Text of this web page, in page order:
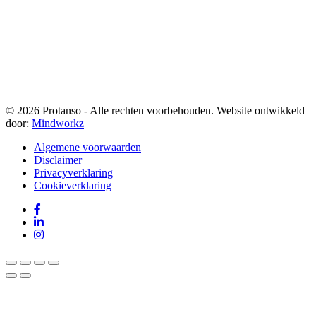
© 2026 Protanso - Alle rechten voorbehouden. Website ontwikkeld
door: Mindworkz
Algemene voorwaarden
Disclaimer
Privacyverklaring
Cookieverklaring